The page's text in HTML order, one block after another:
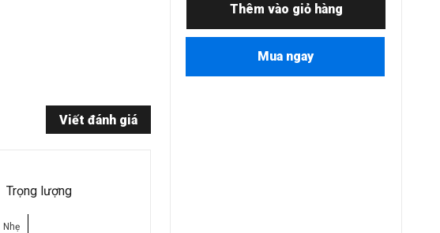
Viết đánh giá
Trọng lượng
Nhẹ
Thêm vào giỏ hàng
Mua ngay